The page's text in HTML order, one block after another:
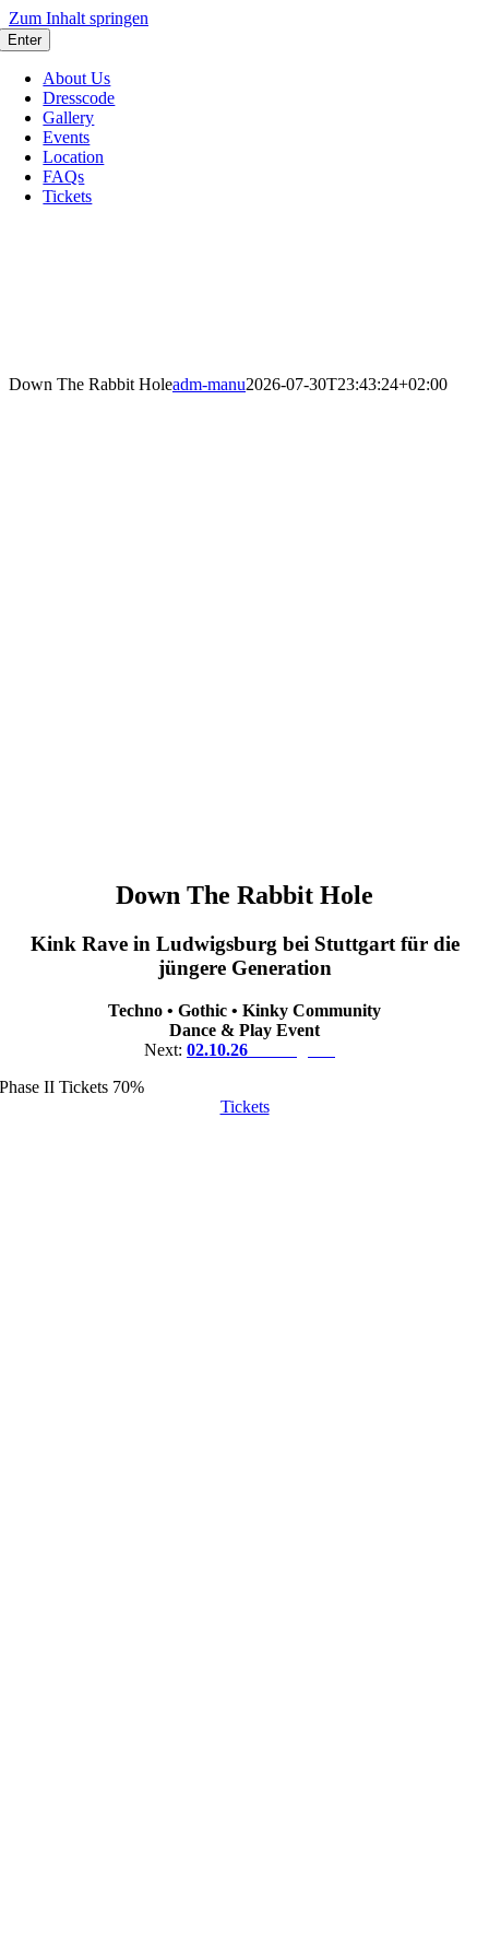
Zum Inhalt springen
Enter
About Us
Dresscode
Gallery
Events
Location
FAQs
Tickets
Down The Rabbit Holeadm-manu2026-07-30T23:43:24+02:00
Down The Rabbit Hole
Kink Rave in Ludwigsburg bei Stuttgart für die
jüngere Generation
Techno • Gothic • Kinky Community
Dance & Play Event
Next: 02.10.26
Phase II Tickets 70%
Tickets